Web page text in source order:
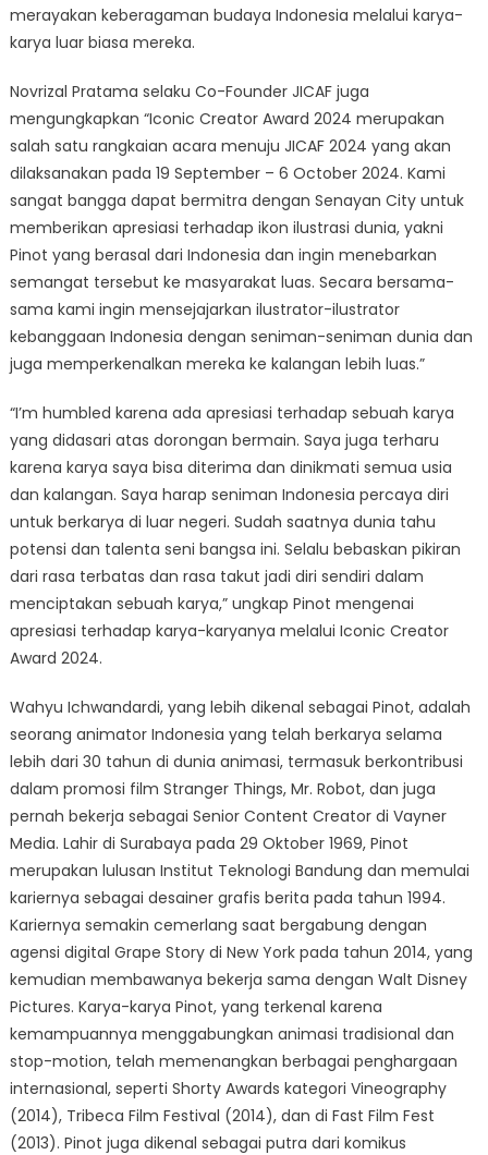
merayakan keberagaman budaya Indonesia melalui karya-
karya luar biasa mereka.
Novrizal Pratama selaku Co-Founder JICAF juga
mengungkapkan “Iconic Creator Award 2024 merupakan
salah satu rangkaian acara menuju JICAF 2024 yang akan
dilaksanakan pada 19 September – 6 October 2024. Kami
sangat bangga dapat bermitra dengan Senayan City untuk
memberikan apresiasi terhadap ikon ilustrasi dunia, yakni
Pinot yang berasal dari Indonesia dan ingin menebarkan
semangat tersebut ke masyarakat luas. Secara bersama-
sama kami ingin mensejajarkan ilustrator-ilustrator
kebanggaan Indonesia dengan seniman-seniman dunia dan
juga memperkenalkan mereka ke kalangan lebih luas.”
“I’m humbled karena ada apresiasi terhadap sebuah karya
yang didasari atas dorongan bermain. Saya juga terharu
karena karya saya bisa diterima dan dinikmati semua usia
dan kalangan. Saya harap seniman Indonesia percaya diri
untuk berkarya di luar negeri. Sudah saatnya dunia tahu
potensi dan talenta seni bangsa ini. Selalu bebaskan pikiran
dari rasa terbatas dan rasa takut jadi diri sendiri dalam
menciptakan sebuah karya,” ungkap Pinot mengenai
apresiasi terhadap karya-karyanya melalui Iconic Creator
Award 2024.
Wahyu Ichwandardi, yang lebih dikenal sebagai Pinot, adalah
seorang animator Indonesia yang telah berkarya selama
lebih dari 30 tahun di dunia animasi, termasuk berkontribusi
dalam promosi film Stranger Things, Mr. Robot, dan juga
pernah bekerja sebagai Senior Content Creator di Vayner
Media. Lahir di Surabaya pada 29 Oktober 1969, Pinot
merupakan lulusan Institut Teknologi Bandung dan memulai
kariernya sebagai desainer grafis berita pada tahun 1994.
Kariernya semakin cemerlang saat bergabung dengan
agensi digital Grape Story di New York pada tahun 2014, yang
kemudian membawanya bekerja sama dengan Walt Disney
Pictures. Karya-karya Pinot, yang terkenal karena
kemampuannya menggabungkan animasi tradisional dan
stop-motion, telah memenangkan berbagai penghargaan
internasional, seperti Shorty Awards kategori Vineography
(2014), Tribeca Film Festival (2014), dan di Fast Film Fest
(2013). Pinot juga dikenal sebagai putra dari komikus